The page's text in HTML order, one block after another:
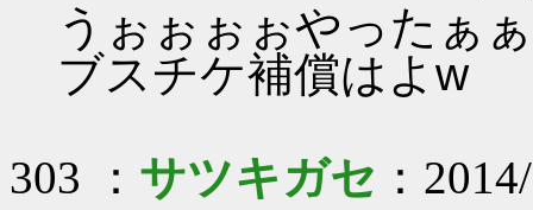
うぉぉぉぉやったぁ
ブスチケ補償はよw
303 ： サツキガセ ：